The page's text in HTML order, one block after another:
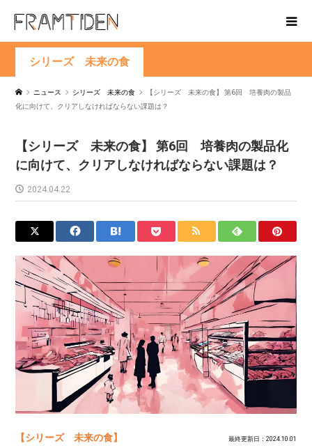
シリーズ 未来の食
ニュース シリーズ 未来の食
【シリーズ 未来の食】 第6回 培養肉の製品
化に向けて、クリアしなければならない課題は？
【シリーズ 未来の食】 第6回 培養肉の製品化
に向けて、クリアしなければならない課題は？
2024.04.22
【シリーズ 未来の食】 最終更新日：2024.10.01